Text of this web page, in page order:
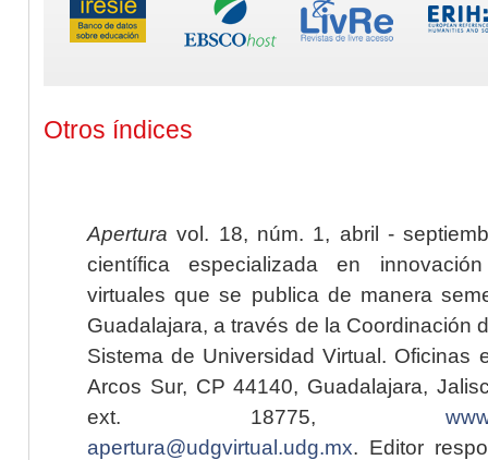
Otros índices
Apertura vol. 18, núm. 1, abril -
científica especializada en
virtuales que se publica de manera
Guadalajara, a través de la Coordinación
Sistema de Universidad Virtual. Oficinas
Arcos Sur, CP 44140, Guadalajara,
ext. 18775,
apertura@udgvirtual.udg.mx. Editor